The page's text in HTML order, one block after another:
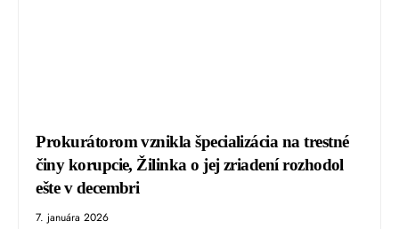
Prokurátorom vznikla špecializácia na trestné
činy korupcie, Žilinka o jej zriadení rozhodol
ešte v decembri
7. januára 2026